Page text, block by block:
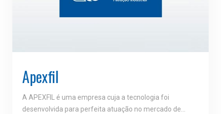
Apexfil
A APEXFIL é uma empresa cuja a tecnologia foi
desenvolvida para perfeita atuação no mercado de…